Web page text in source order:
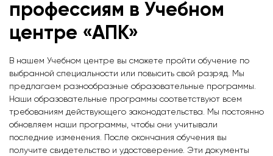
профессиям в Учебном
центре «АПК»
В нашем Учебном центре вы сможете пройти обучение по
выбранной специальности или повысить свой разряд. Мы
предлагаем разнообразные образовательные программы.
Наши образовательные программы соответствуют всем
требованиям действующего законодательства. Мы постоянно
обновляем наши программы, чтобы они учитывали
последние изменения. После окончания обучения вы
получите свидетельство и удостоверение. Эти документы